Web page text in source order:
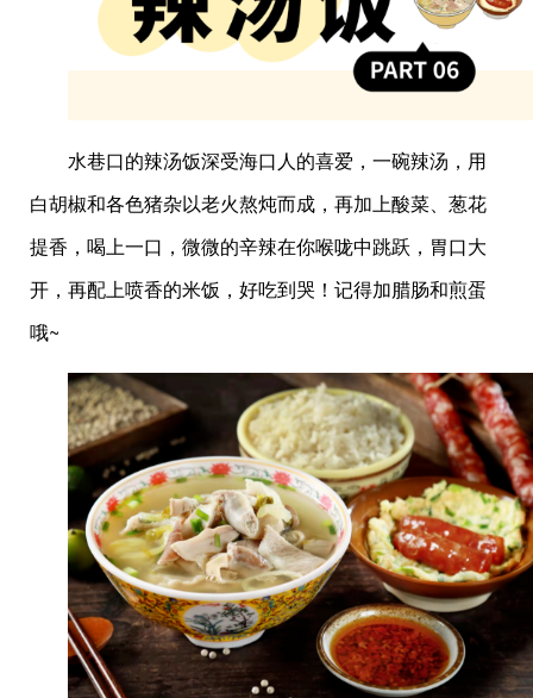
水巷口的辣汤饭深受海口人的喜爱，一碗辣汤，用
白胡椒和各色猪杂以老火熬炖而成，再加上酸菜、葱花
提香，喝上一口，微微的辛辣在你喉咙中跳跃，胃口大
开，再配上喷香的米饭，好吃到哭！记得加腊肠和煎蛋
哦~